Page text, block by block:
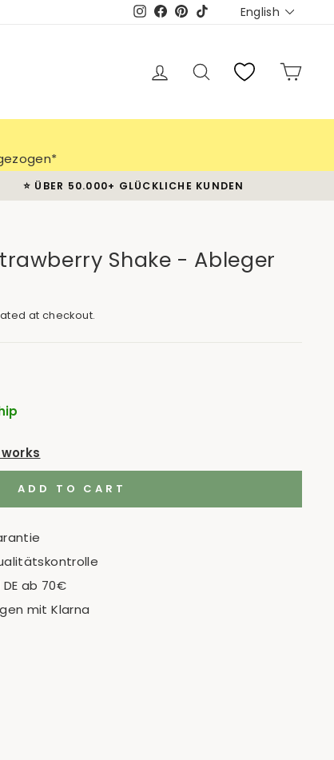
Instagram
Facebook
Pinterest
TikTok English
Log in Search Cart
⭐️ ÜBER 50.000+ GLÜCKLICHE KUNDEN
Shake - Ableger
at checkout.
ADD TO CART
ab 70€
mit Klarna